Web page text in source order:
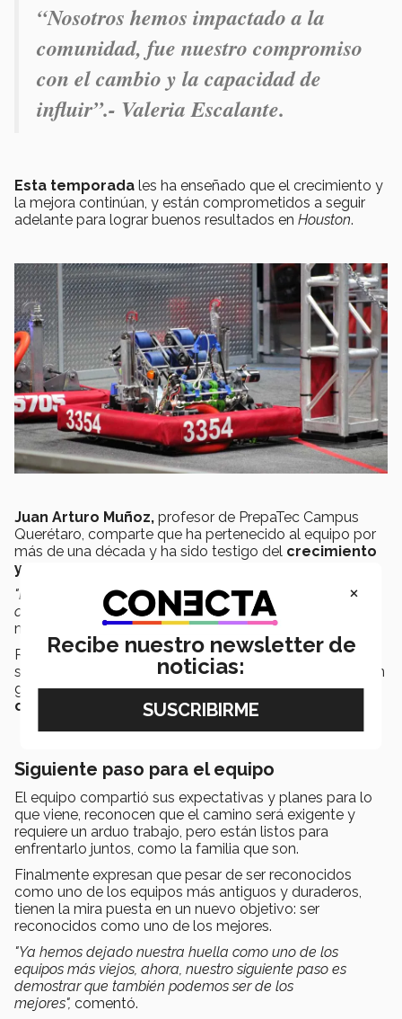
“Nosotros hemos impactado a la
comunidad, fue nuestro compromiso
con el cambio y la capacidad de
influir”.- Valeria Escalante.
Esta temporada les ha enseñado que el crecimiento y
la mejora continúan, y están comprometidos a seguir
adelante para lograr buenos resultados en Houston.
Juan Arturo Muñoz, profesor de PrepaTec Campus
Querétaro, comparte que ha pertenecido al equipo por
más de una década y ha sido testigo del crecimiento
y fortalecimiento del equipo.
"Llevo 14 años en este equipo y he crecido y
comprometido. Este sueño sigue y seguimos creciendo"
mencionó – el docente.
Reconocen que su colaboración y sus ideas en equipo
son fundamentales para su éxito. Para ellos, más que un
grupo estudiantil;son una familia unida por un
objetivo común.
Siguiente paso para el equipo
El equipo compartió sus expectativas y planes para lo
que viene, reconocen que el camino será exigente y
requiere un arduo trabajo, pero están listos para
enfrentarlo juntos, como la familia que son.
Finalmente expresan que pesar de ser reconocidos
como uno de los equipos más antiguos y duraderos,
tienen la mira puesta en un nuevo objetivo: ser
reconocidos como uno de los mejores.
"Ya hemos dejado nuestra huella como uno de los
equipos más viejos, ahora, nuestro siguiente paso es
demostrar que también podemos ser de los
mejores", comentó.
×
Recibe nuestro newsletter de
noticias: